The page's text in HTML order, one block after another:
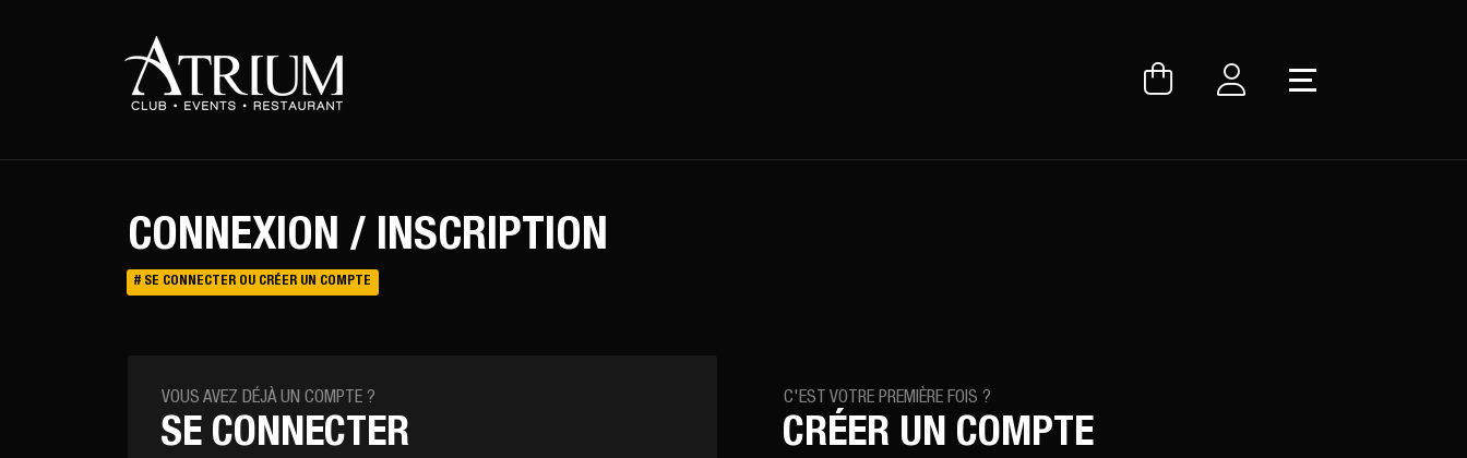
: Uninitialized string offset 0 in
CONNEXION / INSCRIPTION
# SE CONNECTER OU CRÉER UN COMPTE
VOUS AVEZ DÉJÀ UN COMPTE ?
SE CONNECTER
C'EST VOTRE PREMIÈRE FOIS ?
CRÉER UN COMPTE